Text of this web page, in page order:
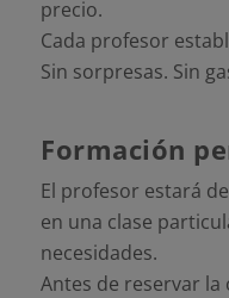
precio.
Cada profesor
Sin sorpresas. Sin
Formación
El profesor estará
en una clase
necesidades.
Antes de reservar